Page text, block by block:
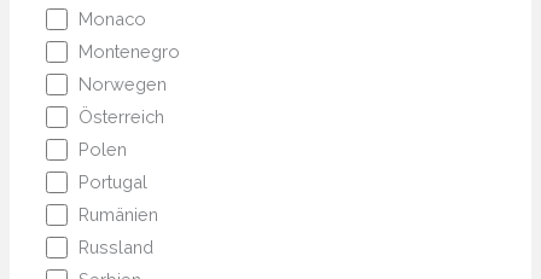
Monaco
Montenegro
Norwegen
Österreich
Polen
Portugal
Rumänien
Russland